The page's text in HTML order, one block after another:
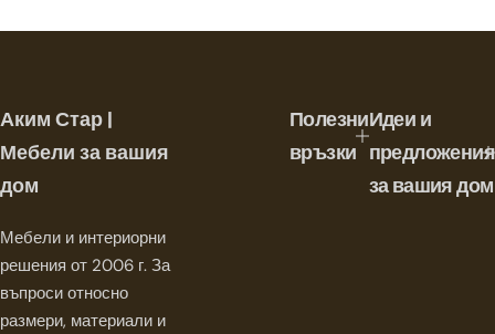
Аким Стар |
Мебели за вашия
дом
Мебели и интериорни
решения от 2006 г. За
въпроси относно
размери, материали и
Полезни
връзки
Идеи и
предложения
за вашия дом